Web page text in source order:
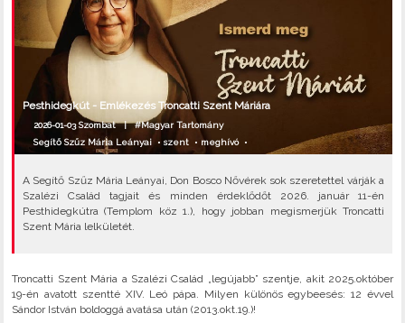
Pesthidegkút - Emlékezés Troncatti Szent Máriára
2026-01-03 Szombat |#Magyar Tartomány
Segítő Szűz Mária Leányai •szent • meghívó•
A Segítő Szűz Mária Leányai, Don Bosco Nővérek sok szeretettel várják a
Szalézi Család tagjait és minden érdeklődőt 2026. január 11-én
Pesthidegkútra (Templom köz 1.), hogy jobban megismerjük Troncatti
Szent Mária lelkületét.
Troncatti Szent Mária a Szalézi Család „legújabb” szentje, akit 2025.október
19-én avatott szentté XIV. Leó pápa. Milyen különös egybeesés: 12 évvel
Sándor István boldoggá avatása után (2013.okt.19.)!